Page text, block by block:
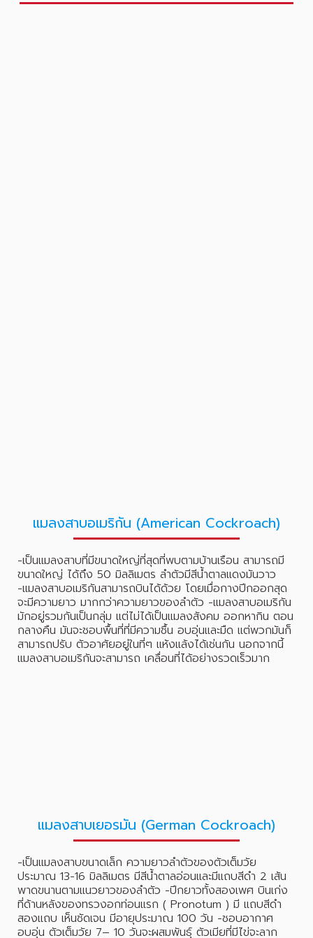
แมลงสาบอเมริกัน (American Cockroach)
-เป็นแมลงสาบที่มีขนาดใหญ่ที่สุดที่พบตามบ้านเรือน สามารถมี
ขนาดใหญ่ ได้ถึง 50 มิลลิเมตร ลำตัวมีสีน้ำตาลแดงมันวาว
-แมลงสาบอเมริกันสามารถบินได้ด้วย โดยเมื่อกางปีกออกสุด
จะมีความยาว มากกว่าความยาวของลำตัว -แมลงสาบอเมริกัน
มักอยู่รวมกันเป็นกลุ่ม แต่ไม่ได้เป็นแมลงสังคม ออกหากิน ตอน
กลางคืน มันจะชอบพื้นที่ที่มีความชื้น อบอุ่นและมืด แต่พวกมันก็
สามารถปรับ ตัวอาศัยอยู่ในที่ๆ แห้งแล้งได้เช่นกัน นอกจากนี้
แมลงสาบอเมริกันจะสามารถ เคลื่อนที่ได้อย่างรวดเร็วมาก
แมลงสาบเยอรมัน (German Cockroach)
-เป็นแมลงสาบขนาดเล็ก ความยาวลำตัวของตัวเต็มวัย
ประมาณ 13-16 มิลลิเมตร มีสีน้ำตาลอ่อนและมีแถบสีดำ 2 เส้น
พาดขนานตามแนวยาวของลำตัว -ปีกยาวทั้งสองเพศ บินเก่ง
ที่ด้านหลังของทรวงอกท่อนแรก ( Pronotum ) มี แถบสีดำ
สองแถบ เห็นชัดเจน มีอายุประมาณ 100 วัน -ชอบอากาศ
อบอุ่น ตัวเต็มวัย 7– 10 วันจะผสมพันธุ์ ตัวเมียที่มีไข่จะลาก